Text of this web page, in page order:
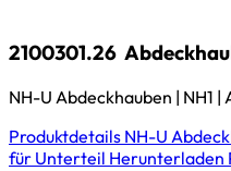
2100301.26
NH-U Abdeckhauben | NH1
Produktdetails NH-U
für Unterteil Herunterladen